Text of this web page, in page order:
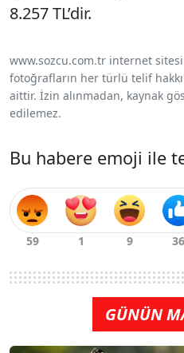
8.257 TL’dir.
www.sozcu.com.tr internet
fotoğrafların her türlü telif
aittir. İzin alınmadan, kaynak
edilemez.
Bu habere emoji ile
GÜNÜN